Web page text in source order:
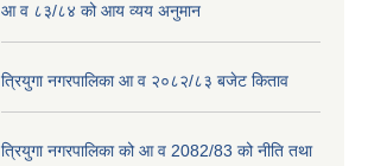
आ व ८३/८४ को आय व्यय अनुमान
त्रियुगा नगरपालिका आ व २०८२/८३ बजेट किताव
त्रियुगा नगरपालिका को आ व 2082/83 को नीति तथा